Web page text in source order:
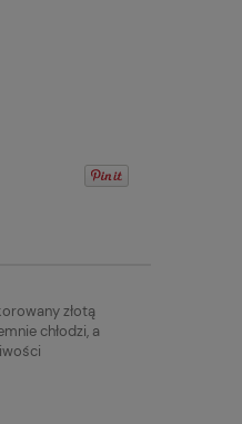
złotą
chłodzi, a